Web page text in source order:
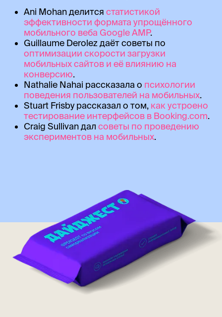
Ani Mohan делится статистикой
эффективности формата упрощённого
мобильного веба Google AMP.
Guillaume Derolez даёт советы по
оптимизации скорости загрузки
мобильных сайтов и её влиянию на
конверсию.
Nathalie Nahai рассказала о психологии
поведения пользователей на мобильных.
Stuart Frisby рассказал о том, как устроено
тестирование интерфейсов в Booking.com.
Craig Sullivan дал советы по проведению
экспериментов на мобильных.